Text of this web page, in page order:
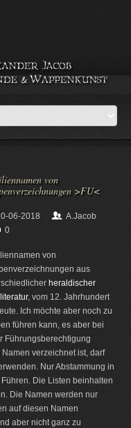
von
>FU<
06-2018
A.Jacob
0
von
aus
heraldischer
, vom 12. Jahrhundert
Ich möchte aber noch zu
führen kann, es aber bei
Führungsberechtigung
verzeichnet ist, darf
Nur Abstammung in
Die Listen beinhalten
Die Namen werden nur
auf diesen Namen
aber nicht ganz zu